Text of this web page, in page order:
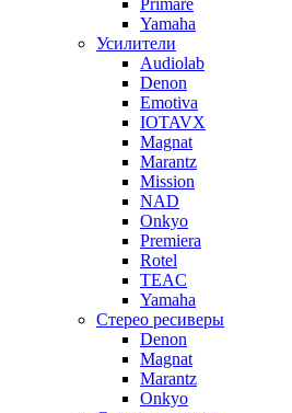
Primare
Yamaha
Усилители
Audiolab
Denon
Emotiva
IOTAVX
Magnat
Marantz
Mission
NAD
Onkyo
Premiera
Rotel
TEAC
Yamaha
Стерео ресиверы
Denon
Magnat
Marantz
Onkyo